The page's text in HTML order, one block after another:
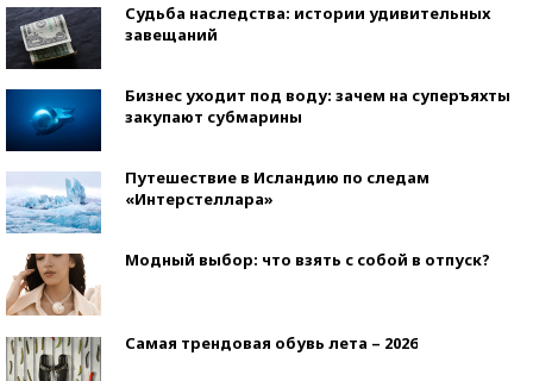
Судьба наследства: истории удивительных
завещаний
Бизнес уходит под воду: зачем на суперъяхты
закупают субмарины
Путешествие в Исландию по следам
«Интерстеллара»
Модный выбор: что взять с собой в отпуск?
Самая трендовая обувь лета – 2026